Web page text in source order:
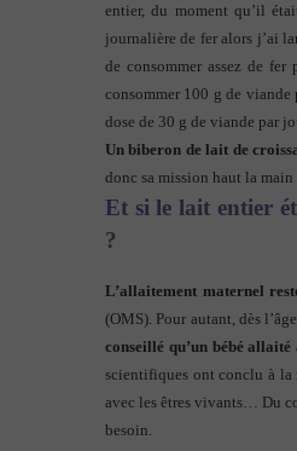
entier, du moment qu’il
journalière de fer alors j’ai
de consommer assez de
consommer 100 g de viande
dose de 30 g de viande par
Un biberon de lait de
donc sa mission haut la
Et si le lait entier
?
L’allaitement maternel
(OMS). Pour autant, dès
conseillé qu’un bébé
scientifiques ont conclu à la
avec les êtres vivants… Du
besoin.